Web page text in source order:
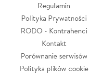
Regulamin
Polityka Prywatności
RODO - Kontrahenci
Kontakt
Porównanie serwisów
Polityka plików cookie